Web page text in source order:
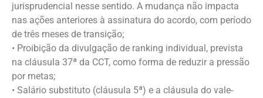
jurisprudencial nesse sentido. A mudança não impacta
nas ações anteriores à assinatura do acordo, com período
de três meses de transição;
• Proibição da divulgação de ranking individual, prevista
na cláusula 37ª da CCT, como forma de reduzir a pressão
por metas;
• Salário substituto (cláusula 5ª) e a cláusula do vale-